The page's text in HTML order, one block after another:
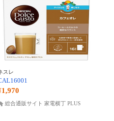
スレ
総合通販サイト 家電横丁 PLUS